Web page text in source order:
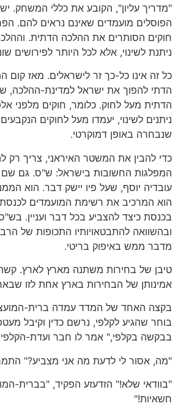
"מדריך עליון", הקובע את כללי המשחק.
הפוסלים מועמדים שאינם נראים להם.
חוקים הסותרים את ההלכה הדתית.
ניתנת לשינוי, אלא לכל היותר לפירושים
כל זה אינו כל-כך זר לישראלים. מאז
הדתי להפוך את ישראל למדינת-ההלכה,
הדתית מעל לחוק. כלומר, חוקים מלפני
ניתנים לשינוי, יעמדו מעל לחוקים
שנבחרה באופן דמוקרטי.
כדי להבין את המשטר האיראני, צריך
המפלגות החשובות בישראל: ש"ס. גם שם
עובדיה יוסף, שעל פיו יישק דבר. הוא
הוא המרכיב את רשימת המועמדים
בכנסת כיצד להצביע בכל דבר ועניין.
ובהשוואה להתבטאויותיו התכופות של
מדבר ממש באיפוק בריטי.
טיבן של בחירות משתנה מארץ לארץ.
אמינותן של הבחירות בארץ אחת לזו
בקצה האחד של המדד עמדה ברית-
בוחר שהגיע לקלפי, נרשם כדין וקיבל
בבקשה בקלפי," אמר לו חבר ועדת-
"מה, אסור לי לדעת מה אני מצביע?"
"בוודאי שלא!" הזדעזע הפקיד, "בברית-
חשאיות!"